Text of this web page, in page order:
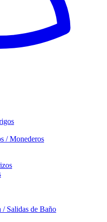
/ Monederos
Salidas de Baño